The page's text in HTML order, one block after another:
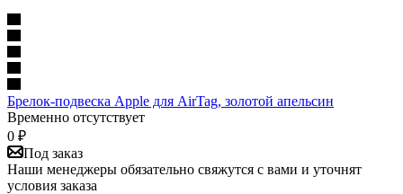
Брелок-подвеска Apple для AirTag, золотой апельсин
Временно отсутствует
0 ₽
Под заказ
Наши менеджеры обязательно свяжутся с вами и уточнят
условия заказа